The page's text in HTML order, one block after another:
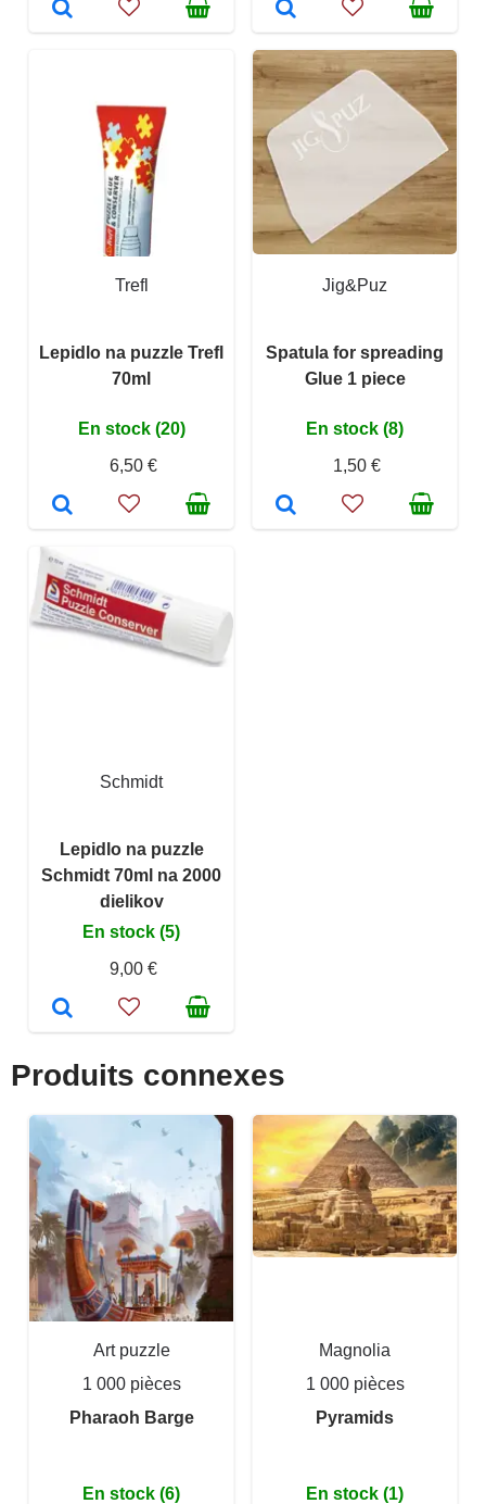
Trefl
Lepidlo na puzzle Trefl
70ml
En stock (20)
6,50 €
Jig&Puz
Spatula for spreading
Glue 1 piece
En stock (8)
1,50 €
Schmidt
Lepidlo na puzzle
Schmidt 70ml na 2000
dielikov
En stock (5)
9,00 €
Produits connexes
Art puzzle
1 000 pièces
Pharaoh Barge
En stock (6)
Magnolia
1 000 pièces
Pyramids
En stock (1)